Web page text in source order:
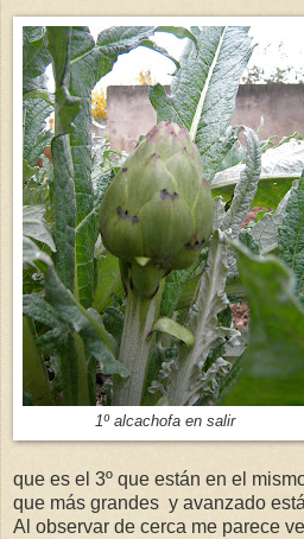
1º alcachofa en salir
que es el 3º que están en el
que más grandes y avanzado
Al observar de cerca me parece